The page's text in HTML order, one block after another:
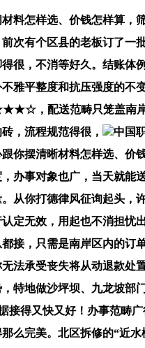
怎样选、价钱怎样算，
有个区县的老板订了一
很，不消等好久。结账
雅平整度和抗压强度的
，配送范畴只笼盖南
，流程规范得很，
中国
你摆清晰材料怎样选、
办事对象也广，当天就
从你打德律风征询起头，
定无效，用起也不消担
接，只需是南岸区内的订
法承受丧失将从动退款
特地做沙坪坝、九龙坡
得又快又好！办事范畴
么完美。北区拆修的“近